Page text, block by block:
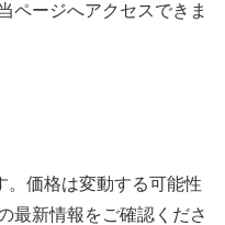
ページへアクセスできま
。価格は変動する可能性
最新情報をご確認くださ